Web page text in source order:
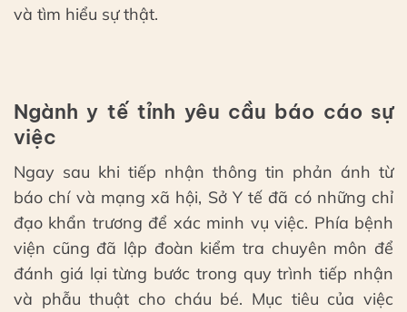
và tìm hiểu sự thật.
Ngành y tế tỉnh yêu cầu báo cáo sự
việc
Ngay sau khi tiếp nhận thông tin phản ánh từ
báo chí và mạng xã hội, Sở Y tế đã có những chỉ
đạo khẩn trương để xác minh vụ việc. Phía bệnh
viện cũng đã lập đoàn kiểm tra chuyên môn để
đánh giá lại từng bước trong quy trình tiếp nhận
và phẫu thuật cho cháu bé. Mục tiêu của việc